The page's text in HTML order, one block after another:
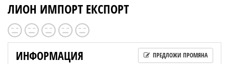
ЛИОН ИМПОРТ ЕКСПОРТ
ИНФОРМАЦИЯ ПРЕДЛОЖИ ПРОМЯНА